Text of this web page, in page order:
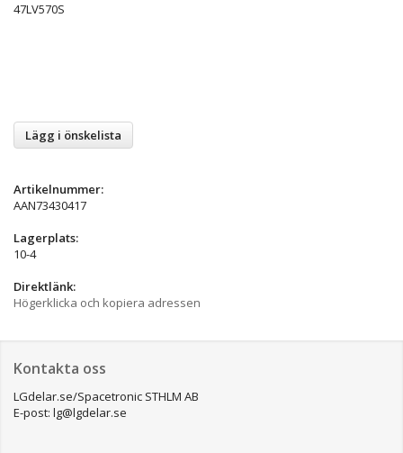
47LV570S
Lägg i önskelista
Artikelnummer:
AAN73430417
Lagerplats:
10-4
Direktlänk:
Högerklicka och kopiera adressen
Kontakta oss
LGdelar.se/Spacetronic STHLM AB
E-post: lg@lgdelar.se